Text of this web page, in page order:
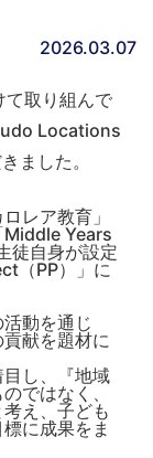
2026.03.07
て取り組んで
Locations
ました。
レア教育」
Middle Years
徒自身が設定
（PP）」に
動を通じ
献を題材に
し、『地域
ではなく、
え、子ども
に成果をま